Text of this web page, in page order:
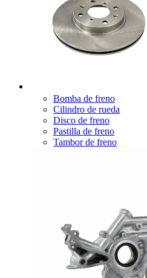
Bomba de freno
Cilindro de rueda
Disco de freno
Pastilla de freno
Tambor de freno